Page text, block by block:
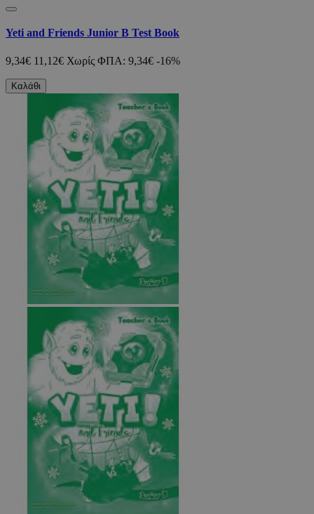
Yeti and Friends Junior B Test Book
9,34€ 11,12€ Χωρίς ΦΠΑ: 9,34€ -16%
Καλάθι